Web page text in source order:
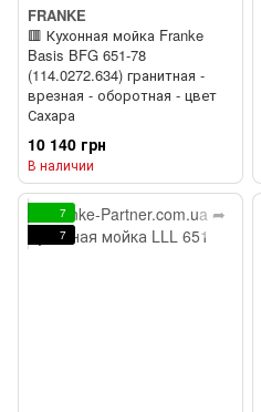
FRANKE
🟥 Кухонная мойка Franke
Basis BFG 651-78
(114.0272.634) гранитная -
врезная - оборотная - цвет
Сахара
10 140 грн
В наличии
7
7